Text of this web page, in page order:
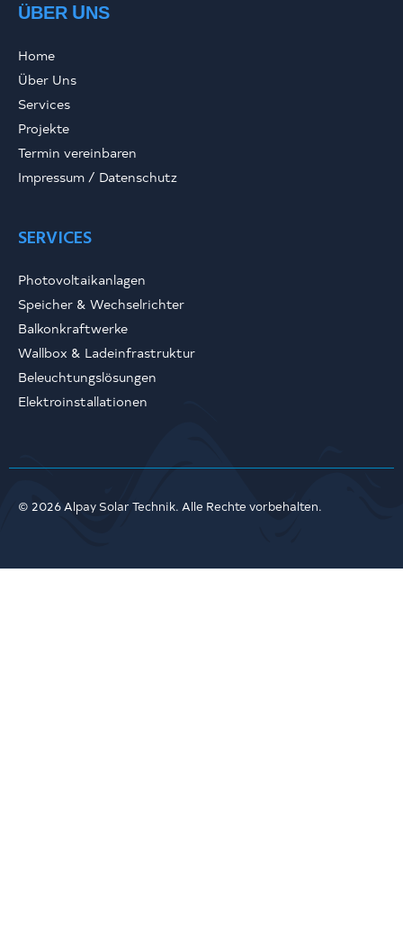
ÜBER UNS
Home
Über Uns
Services
Projekte
Termin vereinbaren
Impressum / Datenschutz
SERVICES
Photovoltaikanlagen
Speicher & Wechselrichter
Balkonkraftwerke
Wallbox & Ladeinfrastruktur
Beleuchtungslösungen
Elektroinstallationen
© 2026 Alpay Solar Technik. Alle Rechte vorbehalten.